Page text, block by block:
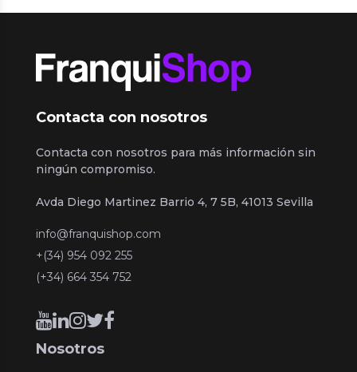
Contacta con nosotros
Contacta con nosotros para más información sin
ningún compromiso.
Avda Diego Martinez Barrio 4, 7 5B, 41013 Sevilla
info@franquishop.com
+(34) 954 092 255
(+34) 664 354 752
Nosotros